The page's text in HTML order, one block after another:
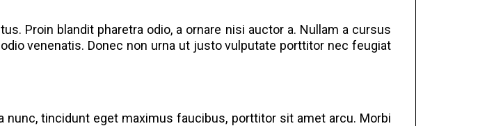
Proin blandit pharetra odio, a ornare nisi auctor a. Nullam a cursus
venenatis. Donec non urna ut justo vulputate porttitor nec feugiat
tincidunt eget maximus faucibus, porttitor sit amet arcu. Morbi